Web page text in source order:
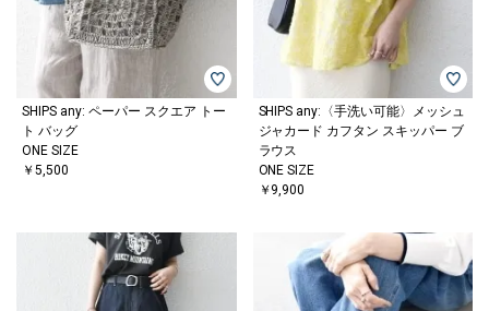
SHIPS any: ペーパー スクエア トー
ト バッグ
ONE SIZE
￥5,500
SHIPS any:〈手洗い可能〉メッシュ
ジャカード カフタン スキッパー ブ
ラウス
ONE SIZE
￥9,900